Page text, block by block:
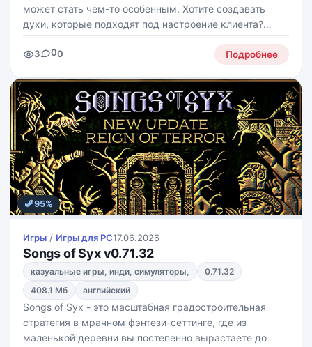
может стать чем-то особенным. Хотите создавать
духи, которые подходят под настроение клиента?
Тогда здесь можно смешивать ароматные эссенции,
собирать свои рецепты и делать парфюм с разными
3 00 Подробнее
95%
Игры / Игры для PС17.06.2026
Songs of Syx v0.71.32
казуальные игры, инди, симуляторы,
0.71.32
408.1 Мб
английский
Songs of Syx - это масштабная градостроительная
стратегия в мрачном фэнтези-сеттинге, где из
маленькой деревни вы постепенно вырастаете до